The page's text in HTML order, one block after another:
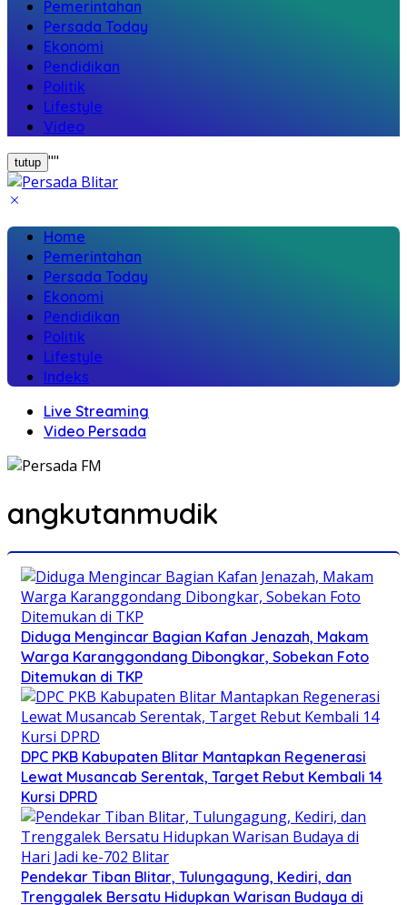
Pemerintahan
Persada Today
Ekonomi
Pendidikan
Politik
Lifestyle
Video
tutup ""
Home
Pemerintahan
Persada Today
Ekonomi
Pendidikan
Politik
Lifestyle
Indeks
Live Streaming
Video Persada
angkutanmudik
Diduga Mengincar Bagian Kafan Jenazah, Makam
Warga Karanggondang Dibongkar, Sobekan Foto
Ditemukan di TKP
DPC PKB Kabupaten Blitar Mantapkan Regenerasi
Lewat Musancab Serentak, Target Rebut Kembali 14
Kursi DPRD
Pendekar Tiban Blitar, Tulungagung, Kediri, dan
Trenggalek Bersatu Hidupkan Warisan Budaya di